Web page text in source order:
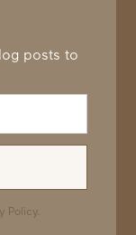
posts to
Policy.